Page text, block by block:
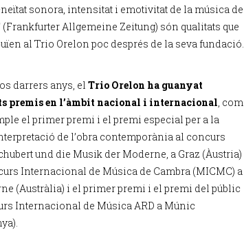
sonora, intensitat i emotivitat de la música de
(Frankfurter Allgemeine Zeitung) són qualitats que
al Trio Orelon poc després de la seva fundació.
darrers anys, el Trio Orelon ha guanyat
premis en l’àmbit nacional i internacional, com
el primer premi i el premi especial per a la
de l’obra contemporània al concurs
und die Musik der Moderne, a Graz (Àustria)
Internacional de Música de Cambra (MICMC) a
(Austràlia) i el primer premi i el premi del públic
Internacional de Música ARD a Múnic